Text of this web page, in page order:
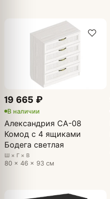
19 665 ₽
В наличии
Александрия СА-08
Комод с 4 ящиками
Бодега светлая
Ш × Г × В
80 × 46 × 93 см